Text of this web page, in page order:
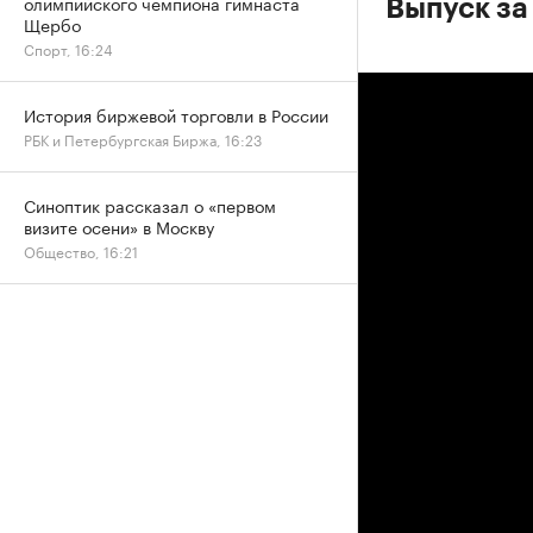
Выпуск
Щербо
Спорт, 16:24
История биржевой торговли в России
РБК и Петербургская Биржа, 16:23
Синоптик рассказал о «первом
визите осени» в Москву
Общество, 16:21